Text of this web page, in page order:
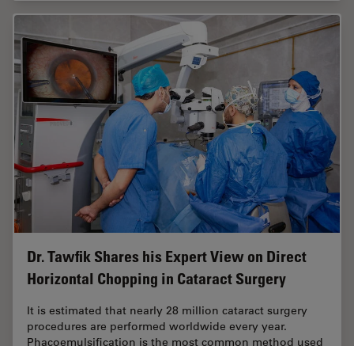
Dr. Tawfik Shares his Expert View on Direct
Horizontal Chopping in Cataract Surgery
It is estimated that nearly 28 million cataract surgery
procedures are performed worldwide every year.
Phacoemulsification is the most common method used